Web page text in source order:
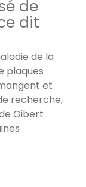
de
dit
de la
plaques
et
recherche,
Gibert